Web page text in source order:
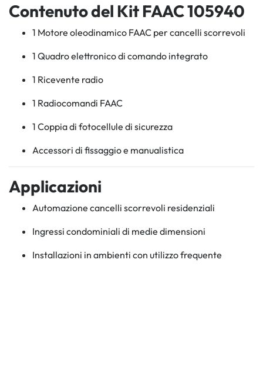
Contenuto del Kit FAAC 105940
1 Motore oleodinamico FAAC per cancelli scorrevoli
1 Quadro elettronico di comando integrato
1 Ricevente radio
1 Radiocomandi FAAC
1 Coppia di fotocellule di sicurezza
Accessori di fissaggio e manualistica
Applicazioni
Automazione cancelli scorrevoli residenziali
Ingressi condominiali di medie dimensioni
Installazioni in ambienti con utilizzo frequente